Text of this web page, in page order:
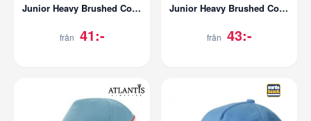
Junior Heavy Brushed Cotton Cap
från 41:-
Junior Heavy Brushed Cotton Cap
från 43:-